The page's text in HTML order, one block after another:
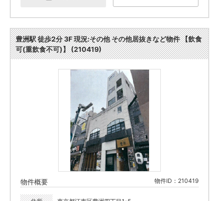
豊洲駅 徒歩2分 3F 現況:その他 その他居抜きなど物件 【飲食
可(重飲食不可)】 (210419)
物件概要 物件ID：210419